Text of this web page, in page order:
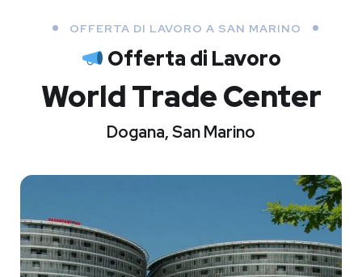
OFFERTA DI LAVORO A SAN MARINO
Offerta di Lavoro
World Trade Center
Dogana, San Marino